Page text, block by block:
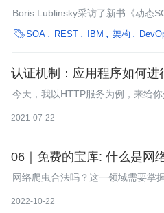
SOA 敏捷的最佳实践》
Boris Lublinsky采访了新书《动态
SOA敏捷的最佳实践》的作者
了摘录。本书是根据多年来作者在
SOA REST IBM 架构
认证机制：应用程序如何进
今天，我以HTTP服务为例，来给
2021-07-22
06｜免费的宝库: 什么是网
网络爬虫合法吗？这一领域需要掌
建哪些有用的产品？这节课，我们
领域。
2022-10-22